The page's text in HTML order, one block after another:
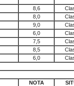
8,6
8,0
9,0
6,0
7,5
8,5
6,0
NOTA